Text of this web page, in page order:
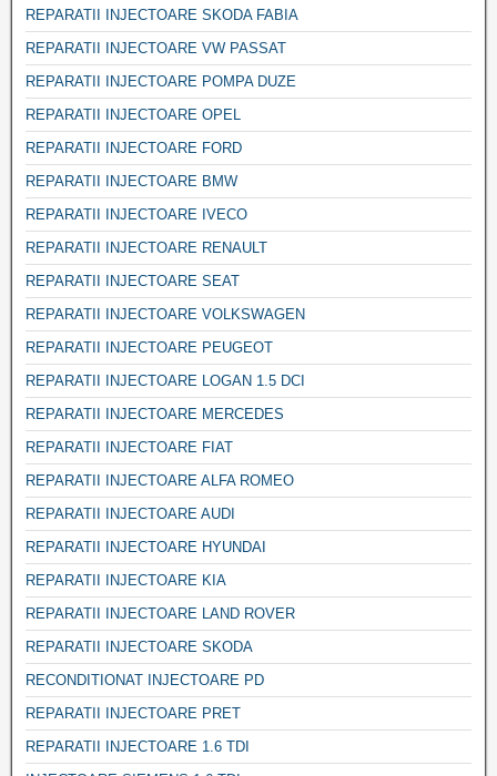
REPARATII INJECTOARE SKODA FABIA
REPARATII INJECTOARE VW PASSAT
REPARATII INJECTOARE POMPA DUZE
REPARATII INJECTOARE OPEL
REPARATII INJECTOARE FORD
REPARATII INJECTOARE BMW
REPARATII INJECTOARE IVECO
REPARATII INJECTOARE RENAULT
REPARATII INJECTOARE SEAT
REPARATII INJECTOARE VOLKSWAGEN
REPARATII INJECTOARE PEUGEOT
REPARATII INJECTOARE LOGAN 1.5 DCI
REPARATII INJECTOARE MERCEDES
REPARATII INJECTOARE FIAT
REPARATII INJECTOARE ALFA ROMEO
REPARATII INJECTOARE AUDI
REPARATII INJECTOARE HYUNDAI
REPARATII INJECTOARE KIA
REPARATII INJECTOARE LAND ROVER
REPARATII INJECTOARE SKODA
RECONDITIONAT INJECTOARE PD
REPARATII INJECTOARE PRET
REPARATII INJECTOARE 1.6 TDI